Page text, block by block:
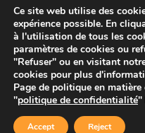
Orthèses et prothèses
Startups
Copyright © 2026
Ce site web utilise des
expérience possible. En
à l'utilisation de tous les
paramètres de cookies ou
"Refuser" ou en visitant
cookies pour plus
Page de politique en
"politique de confidentialité"
Accept Reject